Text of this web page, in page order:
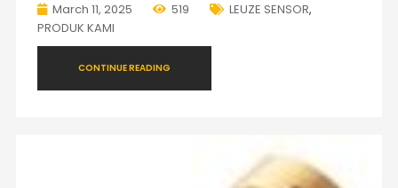
March 11, 2025 519 LEUZE SENSOR,
PRODUK KAMI
CONTINUE READING